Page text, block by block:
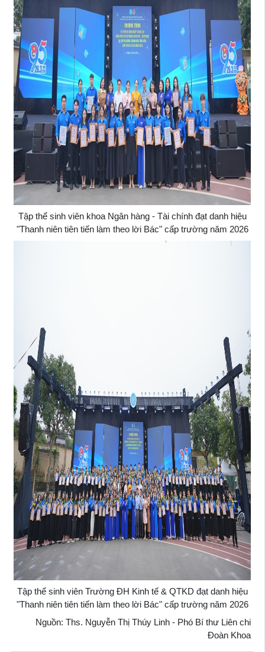
Tập thể sinh viên khoa Ngân hàng - Tài chính đạt danh hiệu
"Thanh niên tiên tiến làm theo lời Bác" cấp trường năm 2026
Tập thể sinh viên Trường ĐH Kinh tế & QTKD đạt danh hiệu
"Thanh niên tiên tiến làm theo lời Bác" cấp trường năm 2026
Nguồn: Ths. Nguyễn Thị Thúy Linh - Phó Bí thư Liên chi
Đoàn Khoa